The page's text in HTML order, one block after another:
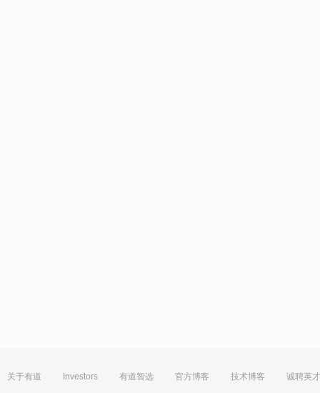
关于有道 Investors 有道智选 官方博客 技术博客 诚聘英才